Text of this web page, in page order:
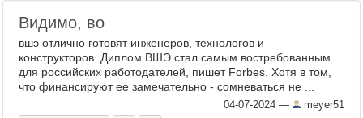
Видимо, во
вшэ отлично готовят инженеров, технологов и
конструкторов. Диплом ВШЭ стал самым востребованным
для российских работодателей, пишет Forbes. Хотя в том,
что финансируют ее замечательно - сомневаться не ...
04-07-2024 — meyer51